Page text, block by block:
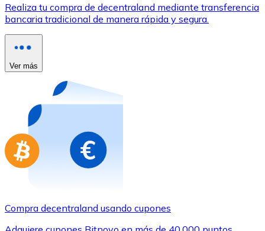
Utiliza tarjetas Visa y Mastercard para comprar
Comprar con tarjeta
Compra tarjetas regalo de tus marcas favoritas con
Ir a la tienda de tarjetas regalo
Realiza tu compra de decentraland mediante transferencia
bancaria tradicional de manera rápida y segura.
Ver más
Compra decentraland usando cupones